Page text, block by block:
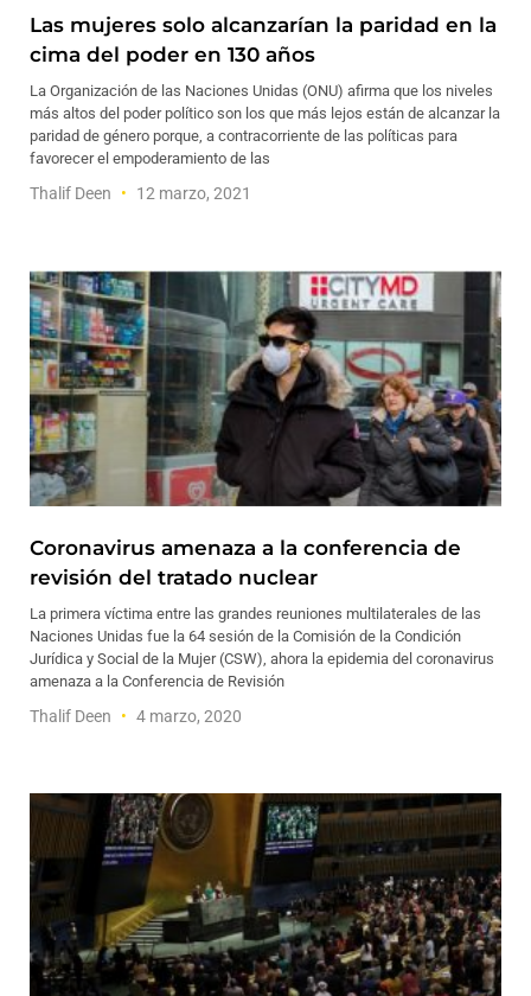
Las mujeres solo alcanzarían la paridad en la
cima del poder en 130 años
La Organización de las Naciones Unidas (ONU) afirma que los niveles
más altos del poder político son los que más lejos están de alcanzar la
paridad de género porque, a contracorriente de las políticas para
favorecer el empoderamiento de las
Thalif Deen 12 marzo, 2021
Coronavirus amenaza a la conferencia de
revisión del tratado nuclear
La primera víctima entre las grandes reuniones multilaterales de las
Naciones Unidas fue la 64 sesión de la Comisión de la Condición
Jurídica y Social de la Mujer (CSW), ahora la epidemia del coronavirus
amenaza a la Conferencia de Revisión
Thalif Deen 4 marzo, 2020